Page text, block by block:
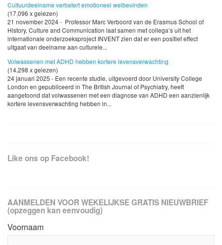
Cultuurdeelname verbetert emotioneel welbevinden
(17,096 x gelezen)
21 november 2024 - Professor Marc Verboord van de Erasmus School of
History, Culture and Communication laat samen met collega’s uit het
internationale onderzoeksproject INVENT zien dat er een positief effect
uitgaat van deelname aan culturele...
Volwassenen met ADHD hebben kortere levensverwachting
(14,298 x gelezen)
24 januari 2025 - Een recente studie, uitgevoerd door University College
London en gepubliceerd in The British Journal of Psychiatry, heeft
aangetoond dat volwassenen met een diagnose van ADHD een aanzienlijk
kortere levensverwachting hebben in...
Like ons op Facebook!
AANMELDEN VOOR WEKELIJKSE GRATIS NIEUWBRIEF
(opzeggen kan eenvoudig)
Voornaam